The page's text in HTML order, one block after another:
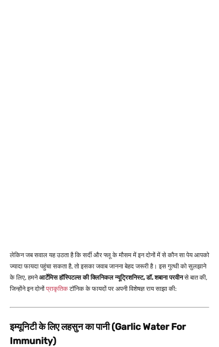
लेकिन जब सवाल यह उठता है कि सर्दी और फ्लू के मौसम में इन दोनों में से कौन सा पेय आपको
ज्यादा फायदा पहुंचा सकता है, तो इसका जवाब जानना बेहद जरूरी है। इस गुत्थी को सुलझाने
के लिए, हमनेआर्टेमिस हॉस्पिटल्स की क्लिनिकल न्यूट्रिशनिस्ट, डॉ. शबाना परवीनसे बात की,
जिन्होंने इन दोनोंप्राकृतिकटॉनिक के फायदों पर अपनी विशेषज्ञ राय साझा की:
इम्यूनिटी के लिए लहसुन का पानी (Garlic Water For
Immunity)